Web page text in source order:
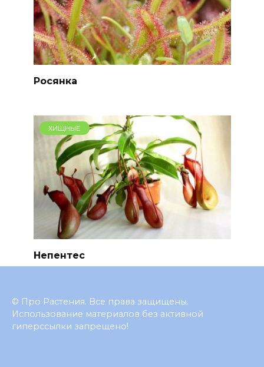
Росянка
ХИЩНЫЕ
Непентес
© Про Растения. Все права защищены.
Использование материалов без активной
гиперссылки запрещено!